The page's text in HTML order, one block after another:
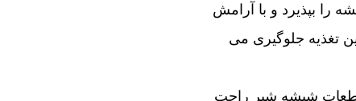
را بپذیرد و با آرامش
تغذیه جلوگیری می
شیشه شیر راحت